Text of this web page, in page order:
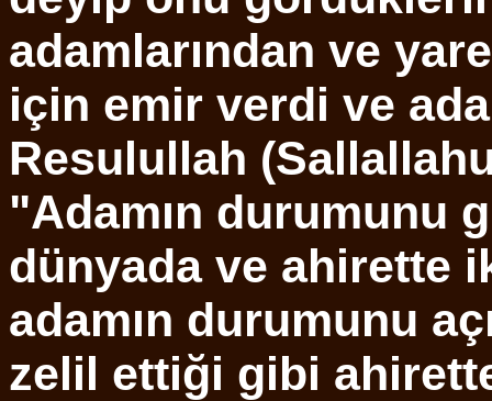
adamlarından ve
için emir verdi ve
Resulullah
"Adamın durumunu
dünyada ve ahirette
adamın durumunu
zelil ettiği gibi